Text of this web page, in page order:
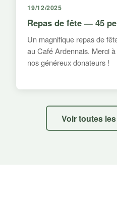
19/12/2025
Repas de fête — 45
Un magnifique repas de
au Café Ardennais. Merci
nos généreux donateurs !
Voir toutes